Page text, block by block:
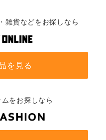
雑貨などをお探しなら
を見る
をお探しなら